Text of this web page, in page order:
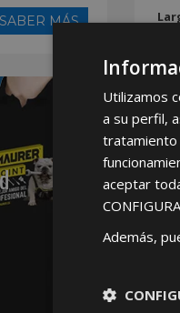
SABER MÁS
Utilizamos
a su perfil,
tratamiento
aceptar
Además,